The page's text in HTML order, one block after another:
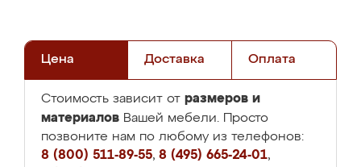
Цена Доставка Оплата
Стоимость зависит от размеров и
материалов Вашей мебели. Просто
позвоните нам по любому из телефонов:
8 (800) 511-89-55, 8 (495) 665-24-01,